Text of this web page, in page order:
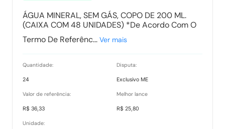
ÁGUA MINERAL, SEM GÁS, COPO DE 200 ML.
(CAIXA COM 48 UNIDADES) *De Acordo Com O
Termo De Referênc... Ver mais
Quantidade:
24
Disputa:
Exclusivo ME
Valor de referência:
R$ 36,33
Melhor lance
R$ 25,80
Unidade: